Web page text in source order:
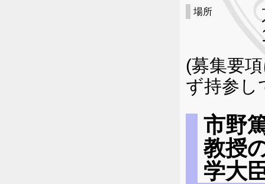
場所
(募集要
ず持参し
市野
教授
学大